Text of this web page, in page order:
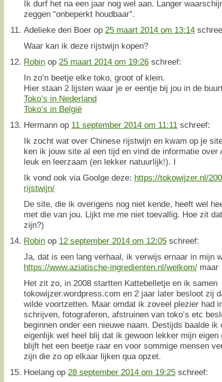
Ik durf het na een jaar nog wel aan. Langer
zeggen “onbeperkt houdbaar”.
Adelieke den Boer op 25 maart 2014 om 13:14
Waar kan ik deze rijstwijn kopen?
Robin op 25 maart 2014 om 19:26 schreef:
In zo’n beetje elke toko, groot of klein.
Hier staan 2 lijsten waar je er eentje bij jou in de
Toko’s in Nederland
Toko’s in België
Hermann op 11 september 2014 om 11:11 schreef:
Ik zocht wat over Chinese rijstwijn en kwam op je
ken ik jouw site al een tijd en vind de informatie
leuk en leerzaam (en lekker natuurlijk!). I
Ik vond ook via Goolge deze: https://tokowijzer.nl/
rijstwijn/
De site, die ik overigens nog niet kende, heeft wel
met die van jou. Lijkt me me niet toevallig. Hoe zit
zijn?)
Robin op 12 september 2014 om 12:05 schreef:
Ja, dat is een lang verhaal, ik verwijs ernaar in mijn
https://www.aziatische-ingredienten.nl/welkom/ maar
Het zit zo, in 2008 startten Kattebelletje en ik samen
tokowijzer.wordpress.com en 2 jaar later besloot zij
wilde voortzetten. Maar omdat ik zoveel plezier had
schrijven, fotograferen, afstruinen van toko’s etc
beginnen onder een nieuwe naam. Destijds baalde
eigenlijk wel heel blij dat ik gewoon lekker mijn eigen
blijft het een beetje raar en voor sommige mensen
zijn die zo op elkaar lijken qua opzet.
Hoelang op 28 september 2014 om 19:25 schreef: